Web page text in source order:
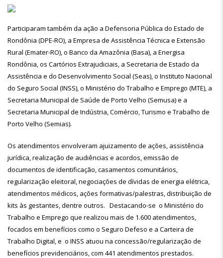
Participaram também da ação a Defensoria Pública do Estado de
Rondônia (DPE-RO), a Empresa de Assistência Técnica e Extensão
Rural (Emater-RO), o Banco da Amazônia (Basa), a Energisa
Rondônia, os Cartórios Extrajudiciais, a Secretaria de Estado da
Assistência e do Desenvolvimento Social (Seas), o Instituto Nacional
do Seguro Social (INSS), o Ministério do Trabalho e Emprego (MTE), a
Secretaria Municipal de Saúde de Porto Velho (Semusa) e a
Secretaria Municipal de Indústria, Comércio, Turismo e Trabalho de
Porto Velho (Semias).
Os atendimentos envolveram ajuizamento de ações, assistência
jurídica, realização de audiências e acordos, emissão de
documentos de identificação, casamentos comunitários,
regularização eleitoral, negociações de dívidas de energia elétrica,
atendimentos médicos, ações formativas/palestras, distribuição de
kits às gestantes, dentre outros. Destacando-se o Ministério do
Trabalho e Emprego que realizou mais de 1.600 atendimentos,
focados em benefícios como o Seguro Defeso e a Carteira de
Trabalho Digital, e o INSS atuou na concessão/regularização de
benefícios previdenciários, com 441 atendimentos prestados.